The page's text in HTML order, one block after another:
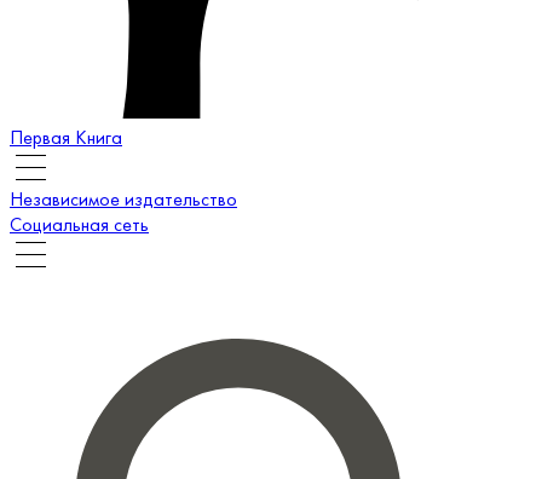
Первая Книга
Независимое издательство
Социальная сеть